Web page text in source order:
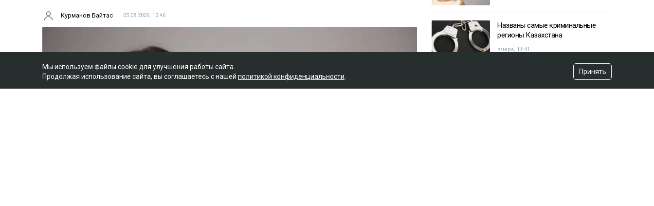
Курманов Байтас 05.08.2026, 12:46
Названы самые криминальные
регионы Казахстана
вчера, 11:41
Казахстанец пожаловался
Жапарову после остановки на
Мы используем файлы cookie для улучшения работы сайта.
Продолжая использование сайта, вы соглашаетесь с нашей политикой конфиденциальности
Принять